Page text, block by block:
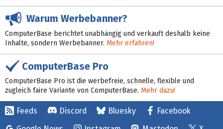
Warum Werbebanner?
ComputerBase berichtet unabhängig und verkauft deshalb keine
Inhalte, sondern Werbebanner. Mehr erfahren!
ComputerBase Pro
ComputerBase Pro ist die werbefreie, schnelle, flexible und
zugleich faire Variante von ComputerBase. Mehr dazu!
Feeds Discord Bluesky
Facebook